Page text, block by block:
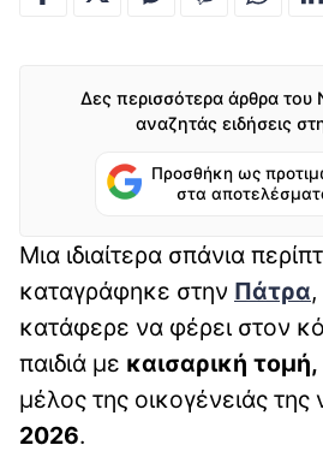
Δες περισσότερα άρθρα του
αναζητάς ειδήσεις
Προσθήκη ως
στα
Μια ιδιαίτερα σπάνια
καταγράφηκε στην Πάτρα
κατάφερε να φέρει στον
παιδιά με καισαρική τομή,
μέλος της οικογένειάς της
2026.